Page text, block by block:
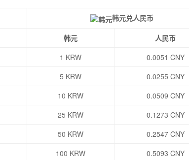
韩元兑人民币
韩元
人民币
1 KRW
0.0051 CNY
5 KRW
0.0255 CNY
10 KRW
0.0509 CNY
25 KRW
0.1273 CNY
50 KRW
0.2547 CNY
100 KRW
0.5093 CNY